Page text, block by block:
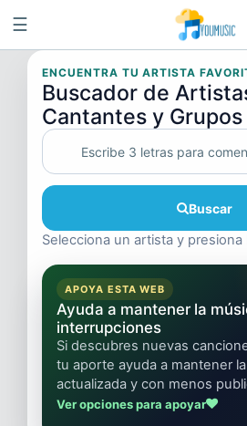
☰
ENCUENTRA TU ARTISTA
Buscador de
Cantantes y
Buscar
Selecciona un artista y presiona
APOYA ESTA WEB
Ayuda a mantener la
interrupciones
Si descubres nuevas
tu aporte ayuda a mantener
actualizada y con menos
Ver opciones para apoyar